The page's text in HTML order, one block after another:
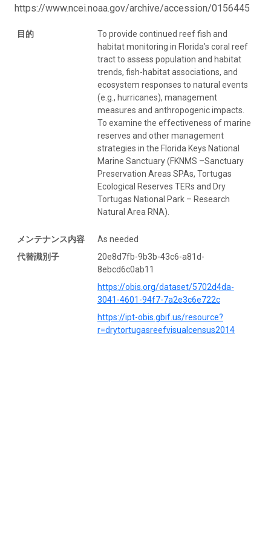
https://www.ncei.noaa.gov/archive/accession/0156445
目的
To provide continued reef fish and
habitat monitoring in Florida’s coral reef
tract to assess population and habitat
trends, fish-habitat associations, and
ecosystem responses to natural events
(e.g., hurricanes), management
measures and anthropogenic impacts.
To examine the effectiveness of marine
reserves and other management
strategies in the Florida Keys National
Marine Sanctuary (FKNMS –Sanctuary
Preservation Areas SPAs, Tortugas
Ecological Reserves TERs and Dry
Tortugas National Park – Research
Natural Area RNA).
メンテナンス内容
As needed
代替識別子
20e8d7fb-9b3b-43c6-a81d-
8ebcd6c0ab11
https://obis.org/dataset/5702d4da-
3041-4601-94f7-7a2e3c6e722c
https://ipt-obis.gbif.us/resource?
r=drytortugasreefvisualcensus2014